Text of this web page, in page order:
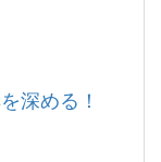
深める！